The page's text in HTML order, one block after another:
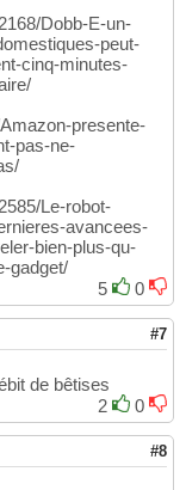
Dobb-E-un-
peut-
cinq-minutes-
presente-
pas-ne-
Le-robot-
avancees-
bien-plus-qu-
gadget/
5
0
#7
de bêtises
2
0
#8